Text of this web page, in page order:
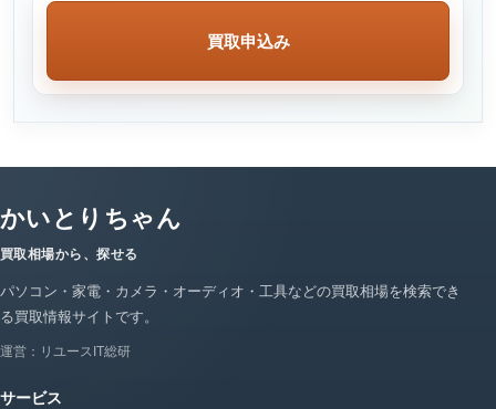
買取申込み
かいとりちゃん
買取相場から、探せる
パソコン・家電・カメラ・オーディオ・工具などの買取相場を検索でき
る買取情報サイトです。
運営：リユースIT総研
サービス